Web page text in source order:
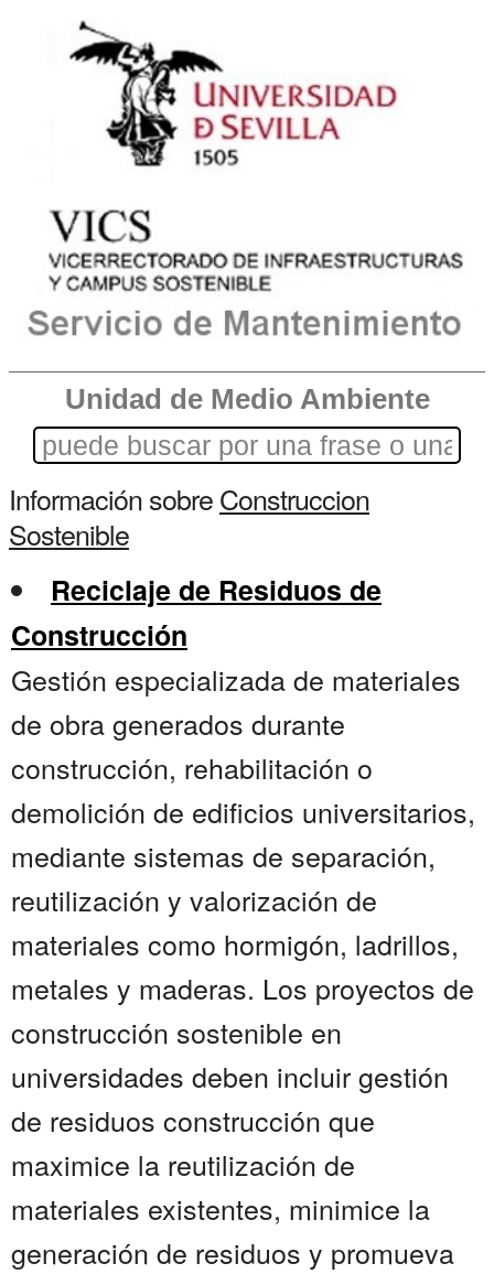
Unidad de Medio Ambiente
Información sobreConstruccion
Sostenible
Reciclaje de Residuos de
Construcción
Gestión especializada de materiales
de obra generados durante
construcción, rehabilitación o
demolición de edificios universitarios,
mediante sistemas de separación,
reutilización y valorización de
materiales como hormigón, ladrillos,
metales y maderas. Los proyectos de
construcción sostenible en
universidades deben incluir gestión
de residuos construcción que
maximice la reutilización de
materiales existentes, minimice la
generación de residuos y promueva